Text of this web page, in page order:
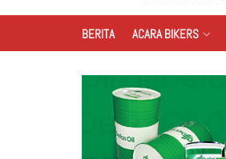
BERITA ACARA BIKERS